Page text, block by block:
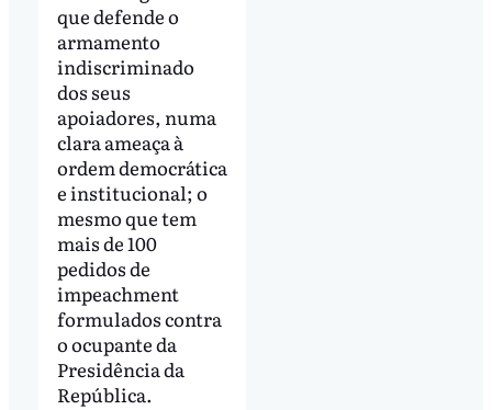
que defende o
armamento
indiscriminado
dos seus
apoiadores, numa
clara ameaça à
ordem democrática
e institucional; o
mesmo que tem
mais de 100
pedidos de
impeachment
formulados contra
o ocupante da
Presidência da
República.